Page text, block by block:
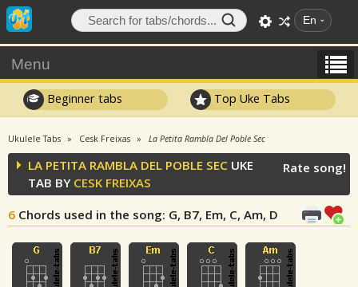
En
Menu
Beginner tabs Top Uke Tabs
Ukulele Tabs Cesk Freixas La Petita Rambla Del Poble Sec
LA PETITA RAMBLA DEL POBLE SEC UKE
TAB BY CESK FREIXAS
6 Chords used in the song: G, B7, Em, C, Am, D
Rate song!